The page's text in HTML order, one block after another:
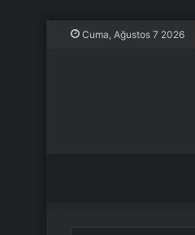
Cuma, Ağustos 7 2026